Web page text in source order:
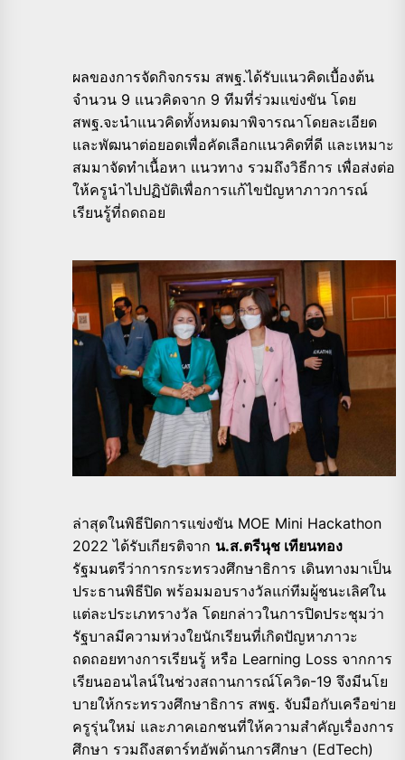
ผลของการจัดกิจกรรม สพฐ.ได้รับแนวคิดเบื้องต้น
จำนวน 9 แนวคิดจาก 9 ทีมที่ร่วมแข่งขัน โดย
สพฐ.จะนำแนวคิดทั้งหมดมาพิจารณาโดยละเอียด
และพัฒนาต่อยอดเพื่อคัดเลือกแนวคิดที่ดี และเหมาะ
สมมาจัดทำเนื้อหา แนวทาง รวมถึงวิธีการ เพื่อส่งต่อ
ให้ครูนำไปปฏิบัติเพื่อการแก้ไขปัญหาภาวการณ์
เรียนรู้ที่ถดถอย
ล่าสุดในพิธีปิดการแข่งขัน MOE Mini Hackathon
2022 ได้รับเกียรติจาก น.ส.ตรีนุช เทียนทอง
รัฐมนตรีว่าการกระทรวงศึกษาธิการ เดินทางมาเป็น
ประธานพิธีปิด พร้อมมอบรางวัลแก่ทีมผู้ชนะเลิศใน
แต่ละประเภทรางวัล โดยกล่าวในการปิดประชุมว่า
รัฐบาลมีความห่วงใยนักเรียนที่เกิดปัญหาภาวะ
ถดถอยทางการเรียนรู้ หรือ Learning Loss จากการ
เรียนออนไลน์ในช่วงสถานการณ์โควิด-19 จึงมีนโย
บายให้กระทรวงศึกษาธิการ สพฐ. จับมือกับเครือข่าย
ครูรุ่นใหม่ และภาคเอกชนที่ให้ความสำคัญเรื่องการ
ศึกษา รวมถึงสตาร์ทอัพด้านการศึกษา (EdTech)